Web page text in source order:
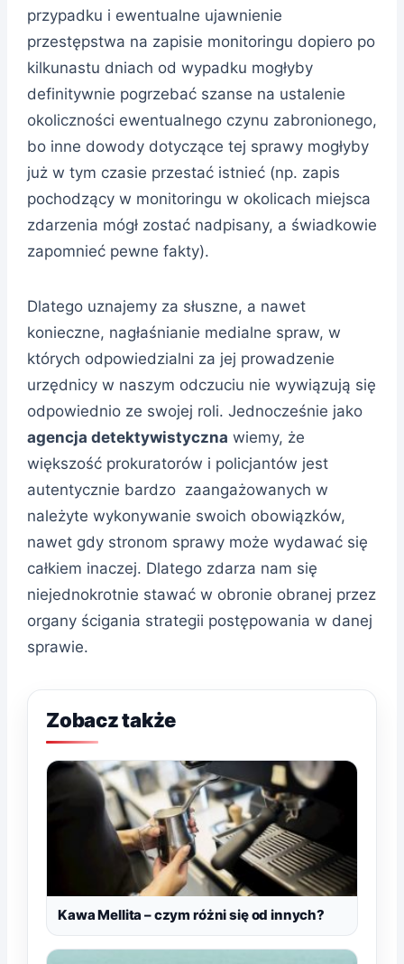
przypadku i ewentualne ujawnienie
przestępstwa na zapisie monitoringu dopiero po
kilkunastu dniach od wypadku mogłyby
definitywnie pogrzebać szanse na ustalenie
okoliczności ewentualnego czynu zabronionego,
bo inne dowody dotyczące tej sprawy mogłyby
już w tym czasie przestać istnieć (np. zapis
pochodzący w monitoringu w okolicach miejsca
zdarzenia mógł zostać nadpisany, a świadkowie
zapomnieć pewne fakty).
Dlatego uznajemy za słuszne, a nawet
konieczne, nagłaśnianie medialne spraw, w
których odpowiedzialni za jej prowadzenie
urzędnicy w naszym odczuciu nie wywiązują się
odpowiednio ze swojej roli. Jednocześnie jako
agencja detektywistyczna wiemy, że
większość prokuratorów i policjantów jest
autentycznie bardzo zaangażowanych w
należyte wykonywanie swoich obowiązków,
nawet gdy stronom sprawy może wydawać się
całkiem inaczej. Dlatego zdarza nam się
niejednokrotnie stawać w obronie obranej przez
organy ścigania strategii postępowania w danej
sprawie.
Zobacz także
Kawa Mellita – czym różni się od innych?